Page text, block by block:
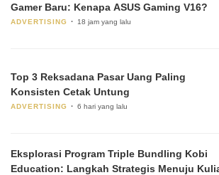
Gamer Baru: Kenapa ASUS Gaming V16?
ADVERTISING 18 jam yang lalu
Top 3 Reksadana Pasar Uang Paling
Konsisten Cetak Untung
ADVERTISING 6 hari yang lalu
Eksplorasi Program Triple Bundling Kobi
Education: Langkah Strategis Menuju